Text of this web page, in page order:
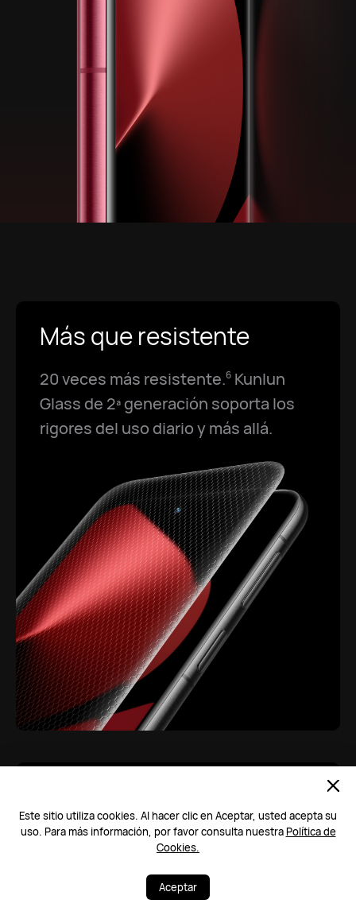
Este sitio utiliza cookies. Al hacer clic en Aceptar, usted acepta su
uso. Para más información, por favor consulta nuestraPolítica de
Cookies.
Aceptar
Más que resistente
20 veces más resistente.6Kunlun
Glass de 2ª generación soporta los
rigores del uso diario y más allá.
Vive sin estrés, gracias a una enorme
acción en minutos, gracias a HUAWEI